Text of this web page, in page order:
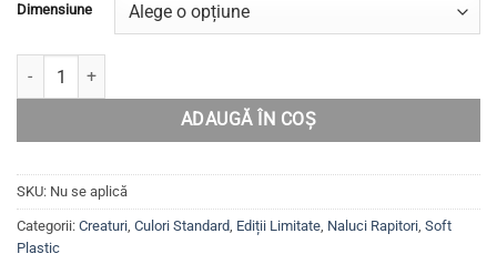
Dimensiune
Cantitate SPACE BALLS, Set năluci pentru biban, șalău, păstrăv de
ADAUGĂ ÎN COȘ
SKU: Nu se aplică
Categorii: Creaturi, Culori Standard, Ediții Limitate, Naluci Rapitori, Soft
Plastic